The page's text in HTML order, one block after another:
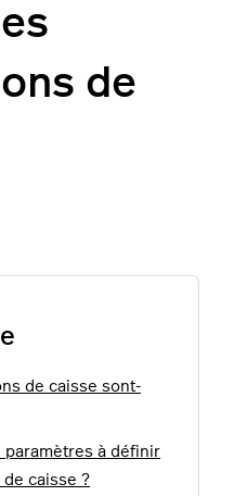
de
de caisse sont-
paramètres à définir
caisse ?